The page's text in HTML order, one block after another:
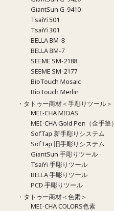
GiantSun G-9410
TsaiYi 501
TsaiYi 301
BELLA BM-8
BELLA BM-7
SEEME SM-2188
SEEME SM-2177
BioTouch Mosaic
BioTouch Merlin
・タトゥー商材＜手彫りツール＞
MEI-CHA MIDAS
MEI-CHA Gold Pen（金手筆）
SofTap 新手彫りシステム
SofTap 旧手彫りシステム
GiantSun 手彫りツール
TsaiYi 手彫りツール
BELLA 手彫りツール
PCD 手彫りツール
・タトゥー商材＜色素＞
MEI-CHA COLORS色素